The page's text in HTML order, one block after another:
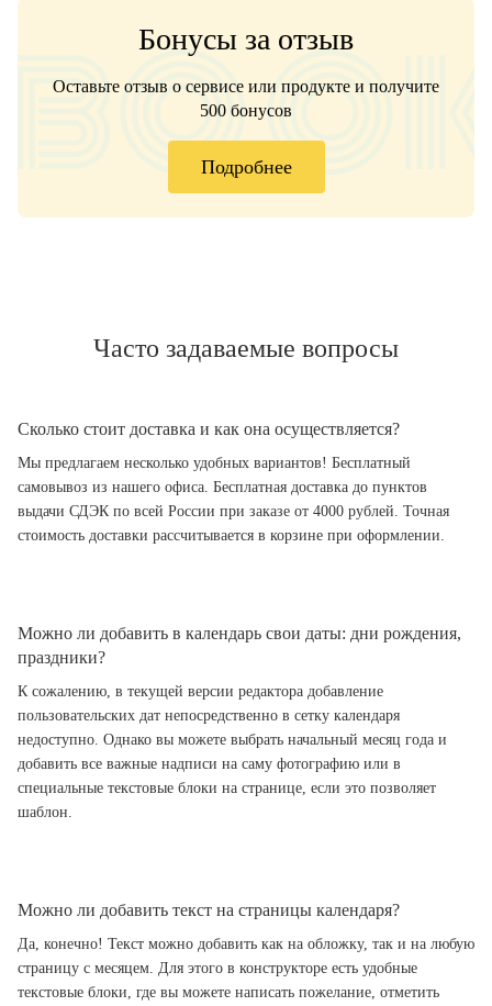
Бонусы за отзыв
Оставьте отзыв о сервисе или продукте и получите
500 бонусов
Подробнее
Часто задаваемые вопросы
Сколько стоит доставка и как она осуществляется?
Мы предлагаем несколько удобных вариантов! Бесплатный
самовывоз из нашего офиса. Бесплатная доставка до пунктов
выдачи СДЭК по всей России при заказе от 4000 рублей. Точная
стоимость доставки рассчитывается в корзине при оформлении.
Можно ли добавить в календарь свои даты: дни рождения,
праздники?
К сожалению, в текущей версии редактора добавление
пользовательских дат непосредственно в сетку календаря
недоступно. Однако вы можете выбрать начальный месяц года и
добавить все важные надписи на саму фотографию или в
специальные текстовые блоки на странице, если это позволяет
шаблон.
Можно ли добавить текст на страницы календаря?
Да, конечно! Текст можно добавить как на обложку, так и на любую
страницу с месяцем. Для этого в конструкторе есть удобные
текстовые блоки, где вы можете написать пожелание, отметить